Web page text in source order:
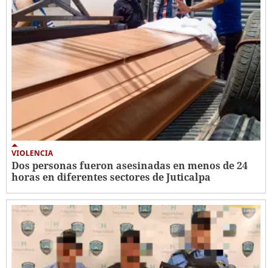
VIOLENCIA
Dos personas fueron asesinadas en menos de 24
horas en diferentes sectores de Juticalpa